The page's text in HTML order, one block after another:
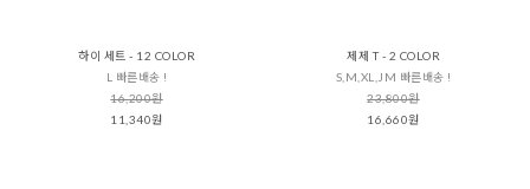
하이 세트 - 12 COLOR
L 빠른배송 !
16,200원
11,340원
제제 T - 2 COLOR
S,M,XL,JM 빠른배송 !
23,800원
16,660원